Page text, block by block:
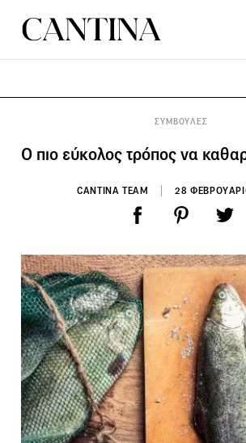
ΣΥΜΒΟΥΛΕΣ
Ο πιο εύκολος τρόπος να
CANTINA TEAM 28